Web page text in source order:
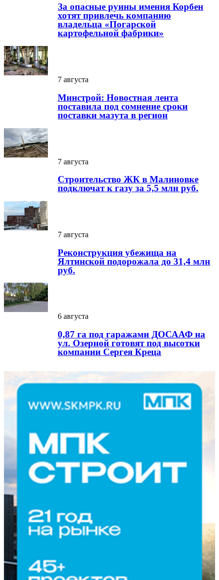
За опасные руины имения Корбен
хотят привлечь компанию
владельца «Погарской
картофельной фабрики»
7 августа
Минстрой: Новостная лента
поставила под сомнение сроки
поставки мазута в регион
7 августа
Строительство ЖК в Малиновке
подключат к газу за 5,5 млн руб.
7 августа
Реконструкция убежища на
Ялтинской подорожала до 31,4 млн
руб.
6 августа
0,87 га под гаражами ДОСААФ на
ул. Озерной готовят под высотки
компании Сергея Креца